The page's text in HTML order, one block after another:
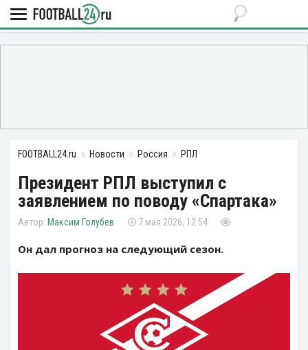
FOOTBALL24.ru Новости Россия РПЛ
Президент РПЛ выступил с
заявлением по поводу «Спартака»
Максим Голубев 7 мая 2026, 12:54
Он дал прогноз на следующий сезон.